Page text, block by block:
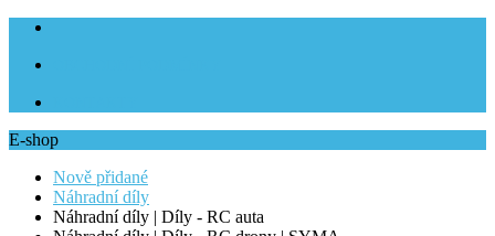
E-shop
Nově přidané
Náhradní díly
Náhradní díly | Díly - RC auta